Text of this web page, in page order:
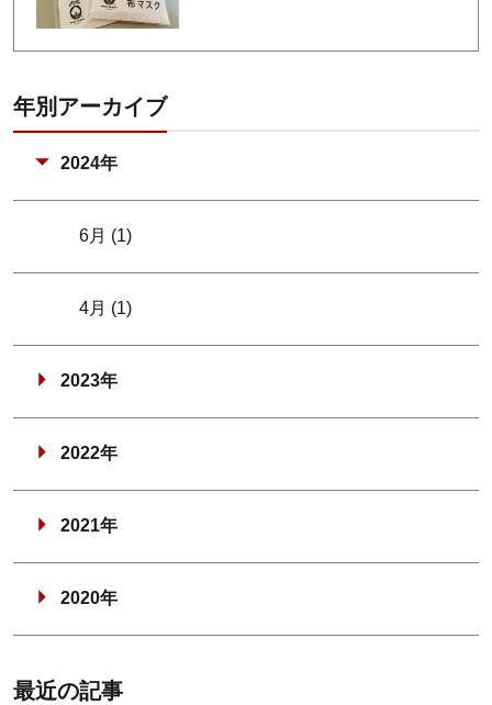
年別アーカイブ
2024年
6月 (1)
4月 (1)
2023年
2022年
2021年
2020年
最近の記事